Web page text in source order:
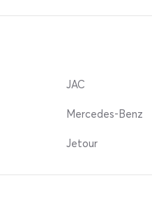
JAC
Mercedes-Benz
Jetour